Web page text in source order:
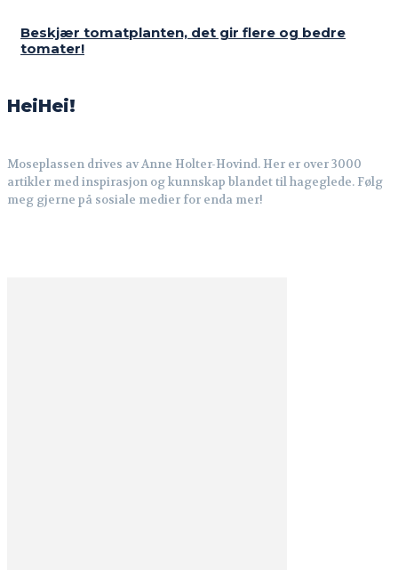
Beskjær tomatplanten, det gir flere og bedre
tomater!
HeiHei!
Moseplassen drives av Anne Holter-Hovind. Her er over 3000
artikler med inspirasjon og kunnskap blandet til hageglede. Følg
meg gjerne på sosiale medier for enda mer!